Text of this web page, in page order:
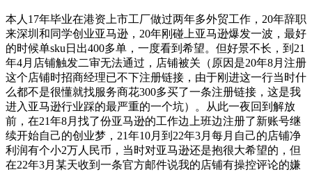
本人17年毕业在港资上市工厂做过两年多外贸工作，20年辞职
来深圳和同学创业亚马逊，20年刚碰上亚马逊爆发一波，最好
的时候单sku日出400多单，一度看到希望。但好景不长，到21
年4月店铺触发二审无法通过，店铺被关（原因是20年8月注册
这个店铺时招商经理已不下注册链接，由于刚进这一行当时什
么都不是很懂就找服务商花300多买了一条注册链接，这是我
进入亚马逊行业踩的最严重的一个坑）。从此一夜回到解放
前，在21年8月找了份亚马逊的工作边上班边注册了新账号继
续开始自己的创业梦，21年10月到22年3月每月自己的店铺净
利润有个小2万人民币，当时对亚马逊还是抱很大希望的，但
在22年3月某天收到一条官方邮件说我的店铺有操控评论的嫌